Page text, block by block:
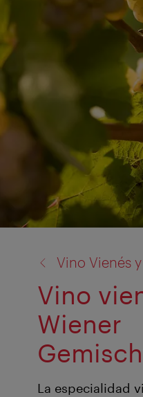
Vino Vienés
Vino
Wiener
La especialidad